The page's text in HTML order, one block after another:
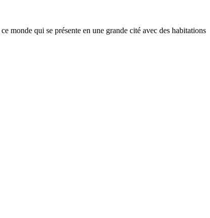
monde qui se présente en une grande cité avec des habitations